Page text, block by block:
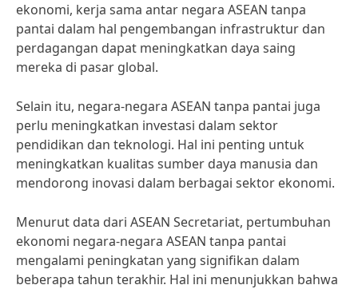
ekonomi, kerja sama antar negara ASEAN tanpa
pantai dalam hal pengembangan infrastruktur dan
perdagangan dapat meningkatkan daya saing
mereka di pasar global.
Selain itu, negara-negara ASEAN tanpa pantai juga
perlu meningkatkan investasi dalam sektor
pendidikan dan teknologi. Hal ini penting untuk
meningkatkan kualitas sumber daya manusia dan
mendorong inovasi dalam berbagai sektor ekonomi.
Menurut data dari ASEAN Secretariat, pertumbuhan
ekonomi negara-negara ASEAN tanpa pantai
mengalami peningkatan yang signifikan dalam
beberapa tahun terakhir. Hal ini menunjukkan bahwa